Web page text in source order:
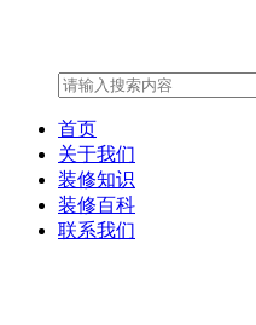
首页
关于我们
装修知识
装修百科
联系我们